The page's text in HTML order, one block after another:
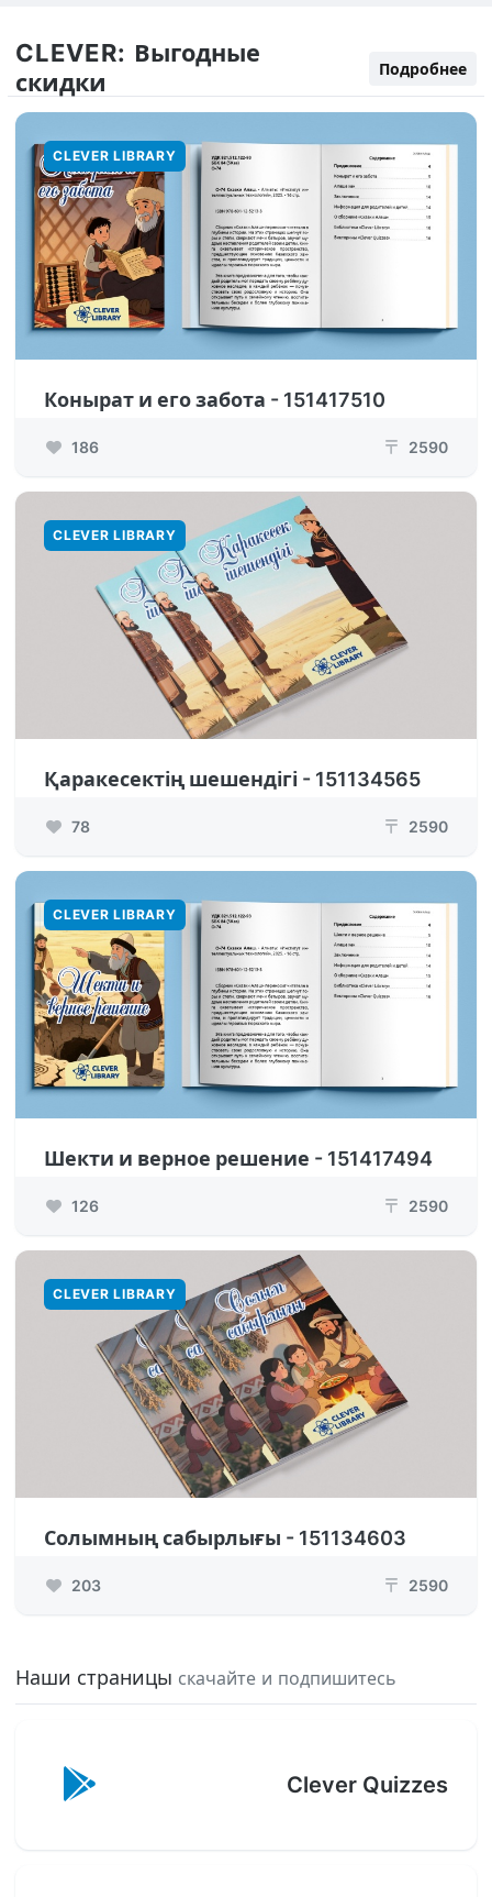
CLEVER: Выгодные
скидки
Подробнее
CLEVER LIBRARY
Конырат и его забота - 151417510
186 ₸ 2590
CLEVER LIBRARY
Қаракесектің шешендігі - 151134565
78 ₸ 2590
CLEVER LIBRARY
Шекти и верное решение - 151417494
126 ₸ 2590
CLEVER LIBRARY
Солымның сабырлығы - 151134603
203 ₸ 2590
Наши страницы скачайте и подпишитесь
Clever Quizzes